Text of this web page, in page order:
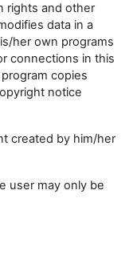
rights and other
data in a
her own programs
connections in this
copies
notice
created by him/her
user may only be